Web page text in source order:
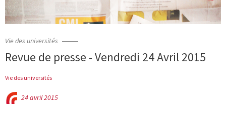
Vie des universités
Revue de presse - Vendredi 24 Avril 2015
Vie des universités
24 avril 2015